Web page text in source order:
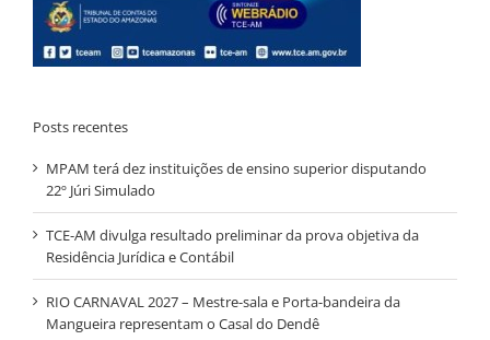
Posts recentes
MPAM terá dez instituições de ensino superior disputando
22º Júri Simulado
TCE-AM divulga resultado preliminar da prova objetiva da
Residência Jurídica e Contábil
RIO CARNAVAL 2027 – Mestre-sala e Porta-bandeira da
Mangueira representam o Casal do Dendê